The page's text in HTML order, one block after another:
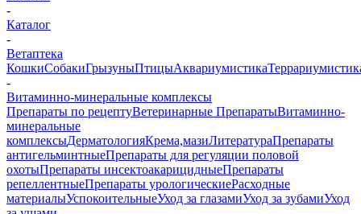
-
Каталог
-
Ветаптека
КошкиСобакиГрызуныПтицыАквариумистика
-
Витаминно-минеральные комплексы
Препараты по рецептуВетеринарные ПрепаратыВитаминно-
минеральные
комплексыДерматологияКрема,мазиЛитератураПрепараты
антигельминтныеПрепараты для регуляции половой
охотыПрепараты инсектоакарицидныеПрепараты
репеллентныеПрепараты урологическиеРасходные
материалыУспокоительныеУход за глазамиУход за зубамиУход